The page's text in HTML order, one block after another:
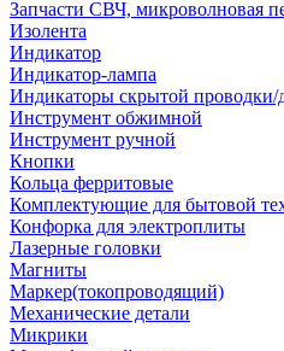
Запчасти СВЧ, микроволновая
Изолента
Индикатор
Индикатор-лампа
Индикаторы скрытой проводки/
Инструмент обжимной
Инструмент ручной
Кнопки
Кольца ферритовые
Комплектующие для бытовой
Конфорка для электроплиты
Лазерные головки
Магниты
Маркер(токопроводящий)
Механические детали
Микрики